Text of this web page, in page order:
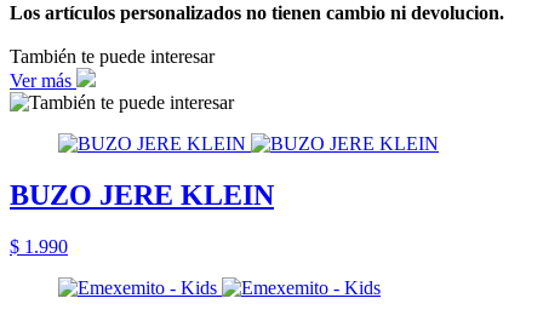
Los artículos personalizados no tienen cambio ni devolucion.
También te puede interesar
Ver más
BUZO JERE KLEIN
$ 1.990